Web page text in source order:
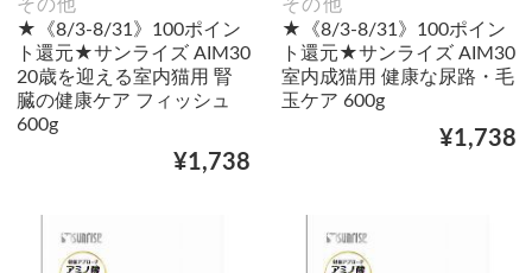
その他
★《8/3-8/31》100ポイン
ト還元★サンライズ AIM30
20歳を迎える室内猫用 腎
臓の健康ケア フィッシュ
600g
¥1,738
その他
★《8/3-8/31》100ポイン
ト還元★サンライズ AIM30
室内成猫用 健康な尿路・毛
玉ケア 600g
¥1,738